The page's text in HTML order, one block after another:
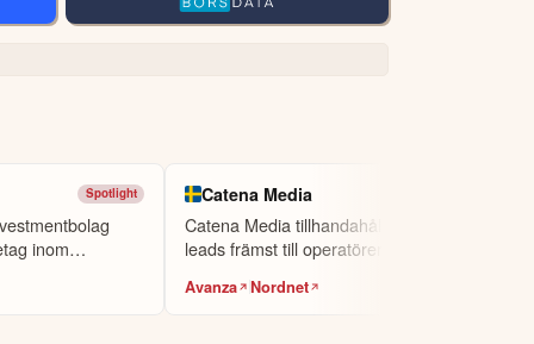
de kan också vara roliga. Och detsamma
verksamheten, och detta är framför allt tack
ska inte ses som investeringsråd
avkastning är ingen garanti för
oss.
Spotlight
inom
Catena Media
Catena Media tillhandahåller iGaming-
leads främst till operatörer inom
Avanza Nordnet